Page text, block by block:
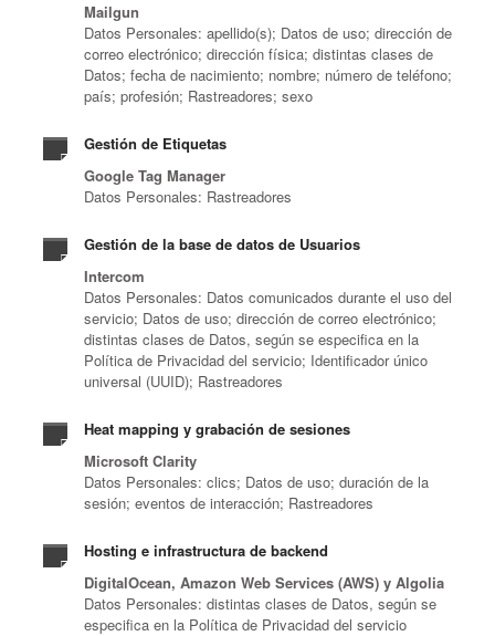
Mailgun
Datos Personales: apellido(s); Datos de uso; dirección de
correo electrónico; dirección física; distintas clases de
Datos; fecha de nacimiento; nombre; número de teléfono;
país; profesión; Rastreadores; sexo
Gestión de Etiquetas
Google Tag Manager
Datos Personales: Rastreadores
Gestión de la base de datos de Usuarios
Intercom
Datos Personales: Datos comunicados durante el uso del
servicio; Datos de uso; dirección de correo electrónico;
distintas clases de Datos, según se especifica en la
Política de Privacidad del servicio; Identificador único
universal (UUID); Rastreadores
Heat mapping y grabación de sesiones
Microsoft Clarity
Datos Personales: clics; Datos de uso; duración de la
sesión; eventos de interacción; Rastreadores
Hosting e infrastructura de backend
DigitalOcean, Amazon Web Services (AWS) y Algolia
Datos Personales: distintas clases de Datos, según se
especifica en la Política de Privacidad del servicio